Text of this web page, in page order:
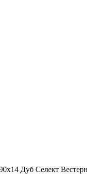
Дуб Селект